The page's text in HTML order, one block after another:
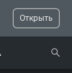
Открыть